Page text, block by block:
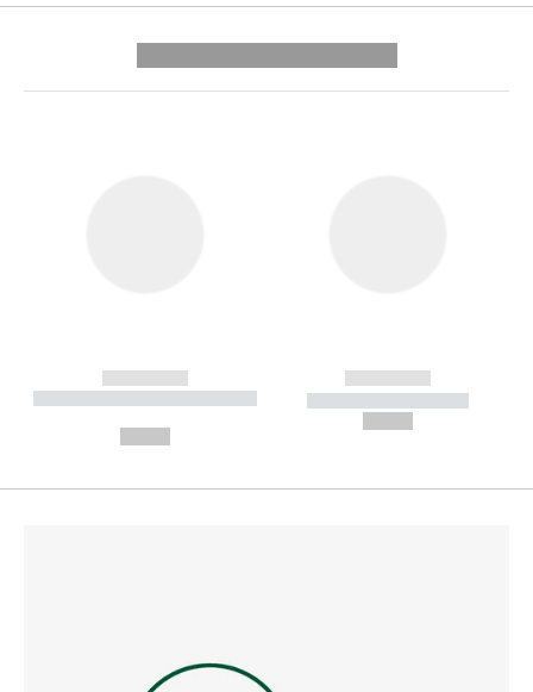
------------
----------- ----------- --------
------------
----------- -----------